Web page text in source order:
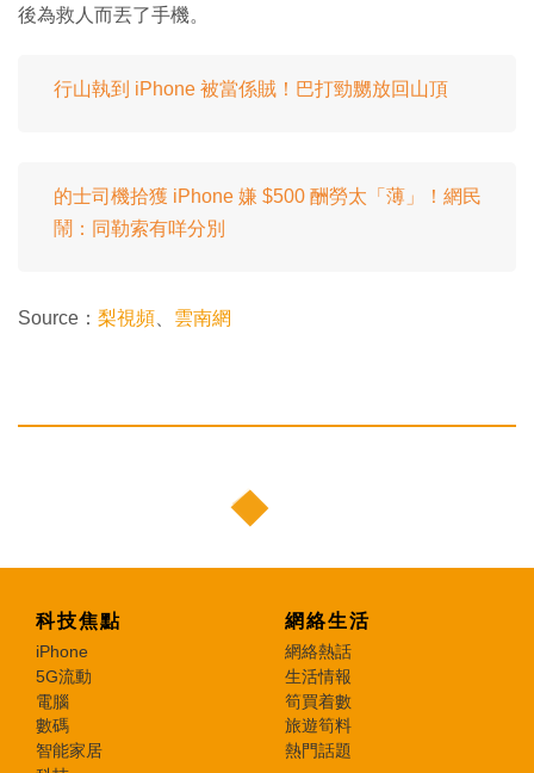
後為救人而丟了手機。
行山執到 iPhone 被當係賊！巴打勁嬲放回山頂
的士司機拾獲 iPhone 嫌 $500 酬勞太「薄」！網民
鬧：同勒索有咩分別
Source： 梨視頻 雲南網
科技焦點
iPhone
5G流動
電腦
數碼
智能家居
網絡生活
網絡熱話
生活情報
筍買着數
旅遊筍料
熱門話題